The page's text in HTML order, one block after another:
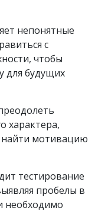
непонятные
с
чтобы
для будущих
характера,
найти мотивацию
тестирование
пробелы в
необходимо